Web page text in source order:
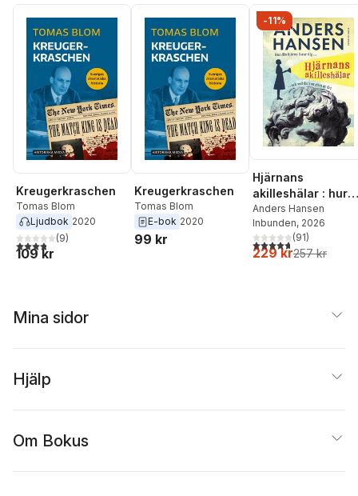
Kreugerkraschen
Tomas Blom
Ljudbok 2020
3,8utav 5 stjärnor. Totalt antal röster:
(9)
109 kr
Kreugerkraschen
Tomas Blom
E-bok 2020
99 kr
-11%
Hjärnans
akilleshälar : hur
din hjärna lurar
och vad du kan
göra åt det
Anders Hansen
Inbunden, 2026
4,7utav 5 stjärnor.
(91)
229 kr257 kr
Mina sidor
Hjälp
Om Bokus